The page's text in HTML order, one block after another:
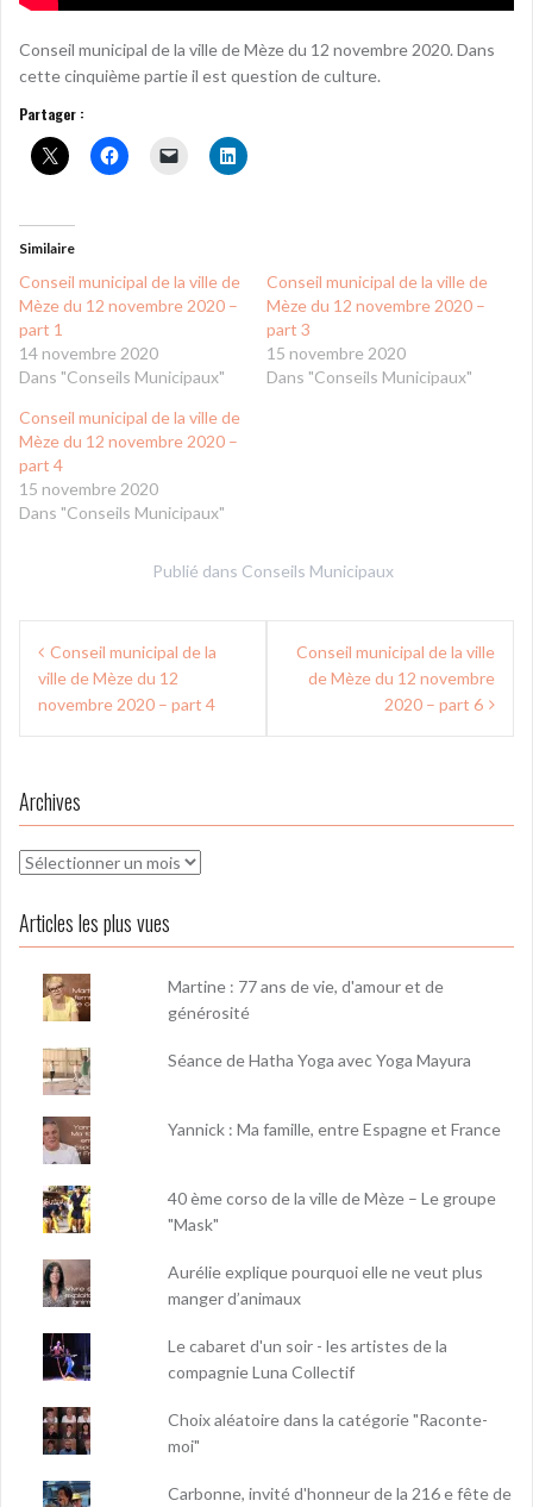
Conseil municipal de la ville de Mèze du 12 novembre 2020. Dans
cette cinquième partie il est question de culture.
Partager :
Similaire
Conseil municipal de la ville de
Mèze du 12 novembre 2020 –
part 1
14 novembre 2020
Dans "Conseils Municipaux"
Conseil municipal de la ville de
Mèze du 12 novembre 2020 –
part 3
15 novembre 2020
Dans "Conseils Municipaux"
Conseil municipal de la ville de
Mèze du 12 novembre 2020 –
part 4
15 novembre 2020
Dans "Conseils Municipaux"
Publié dans Conseils Municipaux
Navigation
de
l’article
Conseil municipal de la
ville de Mèze du 12
novembre 2020 – part 4
Conseil municipal de la ville
de Mèze du 12 novembre
2020 – part 6
Archives
Archives
Articles les plus vues
Martine : 77 ans de vie, d'amour et de
générosité
Séance de Hatha Yoga avec Yoga Mayura
Yannick : Ma famille, entre Espagne et France
40 ème corso de la ville de Mèze – Le groupe
"Mask"
Aurélie explique pourquoi elle ne veut plus
manger d’animaux
Le cabaret d'un soir - les artistes de la
compagnie Luna Collectif
Choix aléatoire dans la catégorie "Raconte-
moi"
Carbonne, invité d'honneur de la 216 e fête de